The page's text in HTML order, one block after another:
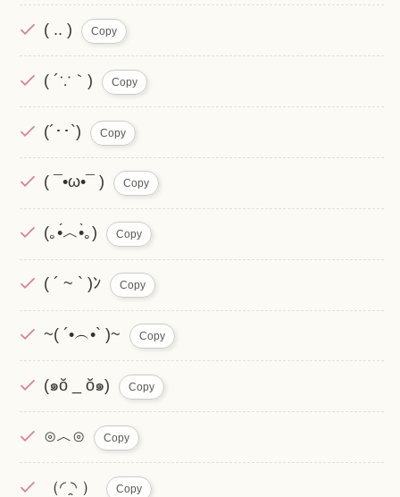
( .. ) Copy
( ´∵｀) Copy
(´･･`) Copy
( ¯•ω•¯ ) Copy
(｡•́︿•̀｡) Copy
( ´ ~ ` )ﾝ Copy
~( ´•︵•` )~ Copy
(๑ŏ _ ŏ๑) Copy
⊙︿⊙ Copy
（◜ ̯◝ ） Copy